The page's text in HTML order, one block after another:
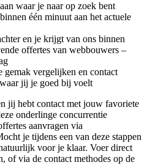
waar je naar op zoek bent
één minuut aan het actuele
en je krijgt van ons binnen
offertes van webbouwers –
gemak vergelijken en contact
jij je goed bij voelt
jij hebt contact met jouw favoriete
onderlinge concurrentie
aanvragen via
je tijdens een van deze stappen
voor je klaar. Voer direct
of via de contact methodes op de